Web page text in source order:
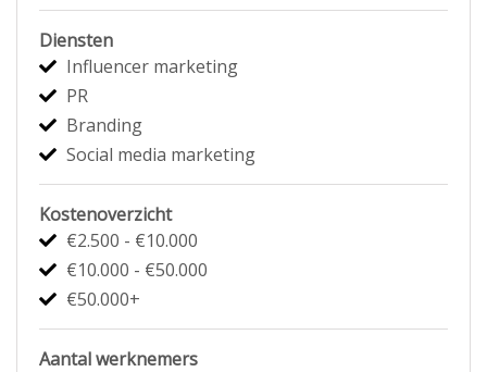
Diensten
Influencer marketing
PR
Branding
Social media marketing
Kostenoverzicht
€2.500 - €10.000
€10.000 - €50.000
€50.000+
Aantal werknemers